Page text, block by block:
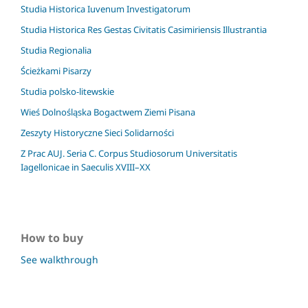
Studia Historica Iuvenum Investigatorum
Studia Historica Res Gestas Civitatis Casimiriensis Illustrantia
Studia Regionalia
Ścieżkami Pisarzy
Studia polsko-litewskie
Wieś Dolnośląska Bogactwem Ziemi Pisana
Zeszyty Historyczne Sieci Solidarności
Z Prac AUJ. Seria C. Corpus Studiosorum Universitatis
Iagellonicae in Saeculis XVIII–XX
How to buy
See walkthrough